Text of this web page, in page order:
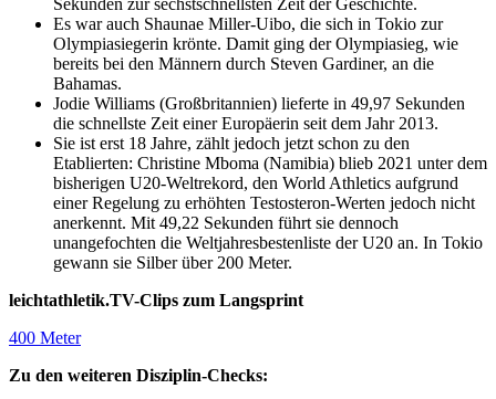
Sekunden zur sechstschnellsten Zeit der Geschichte.
Es war auch Shaunae Miller-Uibo, die sich in Tokio zur
Olympiasiegerin krönte. Damit ging der Olympiasieg, wie
bereits bei den Männern durch Steven Gardiner, an die
Bahamas.
Jodie Williams (Großbritannien) lieferte in 49,97 Sekunden
die schnellste Zeit einer Europäerin seit dem Jahr 2013.
Sie ist erst 18 Jahre, zählt jedoch jetzt schon zu den
Etablierten: Christine Mboma (Namibia) blieb 2021 unter dem
bisherigen U20-Weltrekord, den World Athletics aufgrund
einer Regelung zu erhöhten Testosteron-Werten jedoch nicht
anerkennt. Mit 49,22 Sekunden führt sie dennoch
unangefochten die Weltjahresbestenliste der U20 an. In Tokio
gewann sie Silber über 200 Meter.
leichtathletik.TV-Clips zum Langsprint
400 Meter
Zu den weiteren Disziplin-Checks: